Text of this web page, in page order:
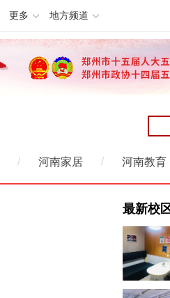
更多 地方频道
/ 河南家居 / 河南教育
最新校